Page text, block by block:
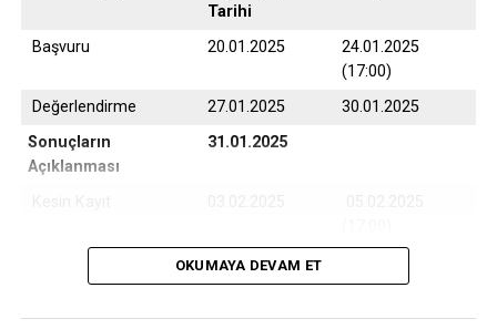
Tarihi
Başvuru 20.01.2025
24.01.2025
(17:00)
Değerlendirme
27.01.2025
30.01.2025
Sonuçların
Açıklanması
31.01.2025
06.02.2025
(17:00)
OKUMAYA DEVAM ET